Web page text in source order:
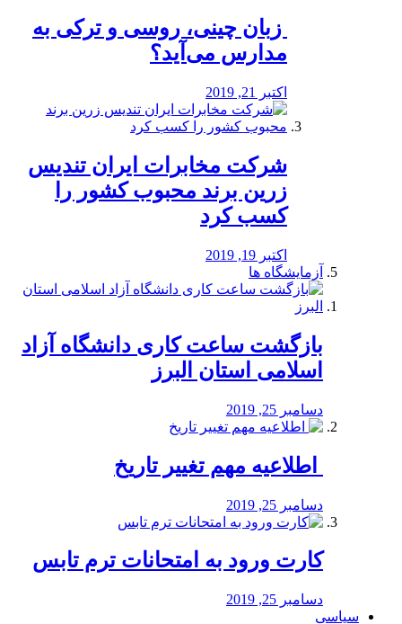
️ زبان چینی، روسی و ترکی به
مدارس می‌آید؟
اکتبر 21, 2019
شرکت مخابرات ایران تندیس
زرین برند محبوب کشور را
کسب کرد
اکتبر 19, 2019
آزمایشگاه ها
بازگشت ساعت کاری دانشگاه آزاد
اسلامی استان البرز
دسامبر 25, 2019
️ اطلاعیه مهم تغییر تاریخ
دسامبر 25, 2019
کارت ورود به امتحانات ترم تابس
دسامبر 25, 2019
سیاسی